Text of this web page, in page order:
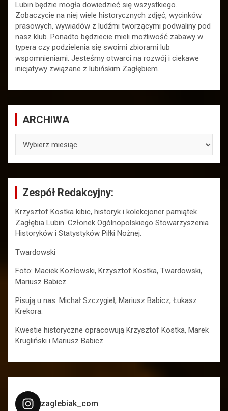
Lubin będzie mogła dowiedzieć się wszystkiego.
Zobaczycie na niej wiele historycznych zdjęć, wycinków
prasowych, wywiadów z ludźmi tworzącymi podwaliny pod
nasz klub. Ponadto będziecie mieli możliwość zabawy w
typera czy podzielenia się swoimi zbiorami lub
wspomnieniami. Jesteśmy otwarci na rozwój i ciekawe
inicjatywy związane z lubińskim Zagłębiem.
ARCHIWA
Zespół Redakcyjny:
Krzysztof Kostka kibic, historyk i kolekcjoner pamiątek
Zagłębia Lubin. Członek Ogólnopolskiego Stowarzyszenia
Historyków i Statystyków Piłki Nożnej.
Twardowski
Foto: Maciek Kozłowski, Krzysztof Kostka, Twardowski,
Mariusz Babicz
Pisują u nas: Michał Szczygieł, Mariusz Babicz, Łukasz
Krekora.
Kwestie historyczne opracowują Krzysztof Kostka, Marek
Krugliński i Mariusz Babicz.
zaglebiak_com